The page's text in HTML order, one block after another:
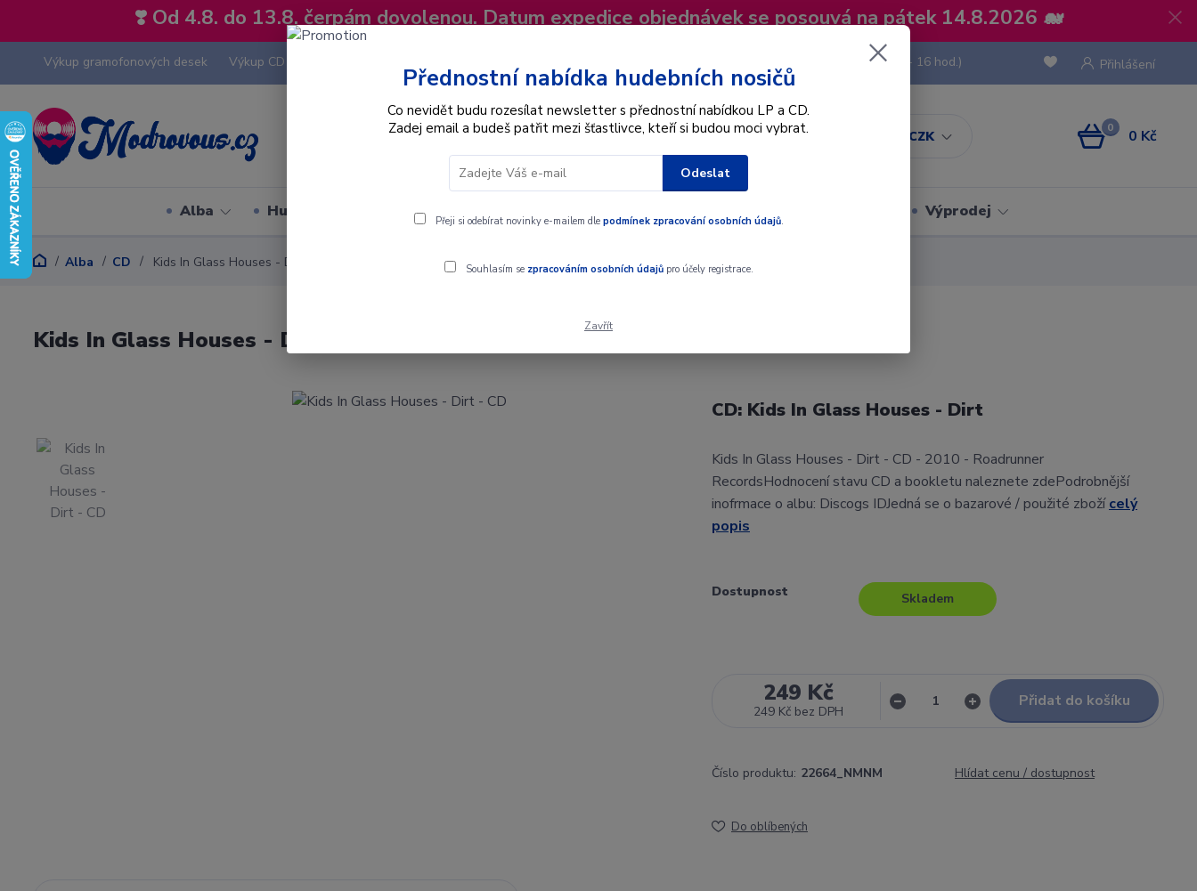
❣️ Od 4.8. do 13.8. čerpám dovolenou. Datum expedice objednávek se posouvá na pátek 14.8.2026 🐋
Výkup gramofonových desek Výkup CD
CZK
Přihlášení
Hledat
(Po-Pá, 8 - 16 hod.)
0 0 Kč
Alba Hudební styly Interpret Dárkové poukazy Výprodej
Alba CD Kids In Glass Houses - Dirt - CD
Kids In Glass Houses - Dirt - CD
CD: Kids In Glass Houses - Dirt
Kids In Glass Houses - Dirt - CD - 2010 - Roadrunner
RecordsHodnocení stavu CD a bookletu naleznete zdePodrobnější
inofrmace o albu: Discogs IDJedná se o bazarové / použité zbožícelý
popis
Dostupnost Skladem
249 Kč
249 Kč bez DPH
Přidat do košíku
Číslo produktu: 22664_NMNM Hlídat cenu / dostupnost
Do oblíbených
Přednostní nabídka hudebních nosičů
Co nevidět budu rozesílat newsletter s přednostní nabídkou LP a CD.
Zadej email a budeš patřit mezi šťastlivce, kteří si budou moci vybrat.
Odeslat
Přeji si odebírat novinky e-mailem dle podmínek zpracování osobních údajů.
Souhlasím se zpracováním osobních údajůpro účely registrace.
Zavřít